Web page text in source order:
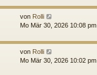
von Rolli
Mo Mär 30, 2026 10:08 pm
von Rolli
Mo Mär 30, 2026 10:02 pm